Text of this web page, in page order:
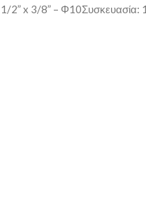
1/2” x 3/8” – Φ10Συσκευασία: 1